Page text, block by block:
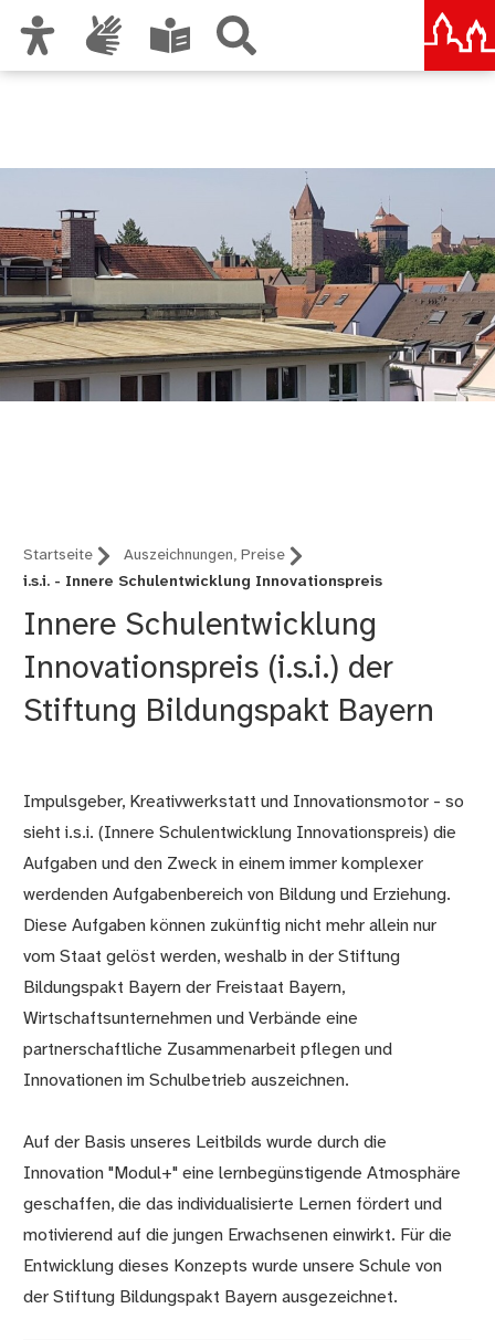
Startseite
Auszeichnungen, Preise
i.s.i. - Innere Schulentwicklung Innovationspreis
Innere Schulentwicklung
Innovationspreis (i.s.i.) der
Stiftung Bildungspakt Bayern
Impulsgeber, Kreativwerkstatt und Innovationsmotor - so
sieht i.s.i. (Innere Schulentwicklung Innovationspreis) die
Aufgaben und den Zweck in einem immer komplexer
werdenden Aufgabenbereich von Bildung und Erziehung.
Diese Aufgaben können zukünftig nicht mehr allein nur
vom Staat gelöst werden, weshalb in der Stiftung
Bildungspakt Bayern der Freistaat Bayern,
Wirtschaftsunternehmen und Verbände eine
partnerschaftliche Zusammenarbeit pflegen und
Innovationen im Schulbetrieb auszeichnen.
Auf der Basis unseres Leitbilds wurde durch die
Innovation "Modul+" eine lernbegünstigende Atmosphäre
geschaffen, die das individualisierte Lernen fördert und
motivierend auf die jungen Erwachsenen einwirkt. Für die
Entwicklung dieses Konzepts wurde unsere Schule von
der Stiftung Bildungspakt Bayern ausgezeichnet.